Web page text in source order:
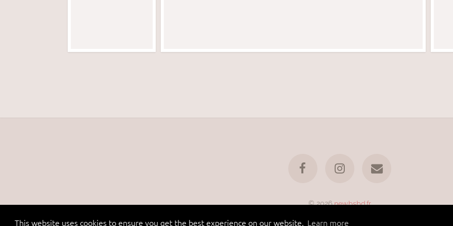
This website uses cookies to ensure you get the best experience on our website. Learn more
© 2026new.bsbd.fr